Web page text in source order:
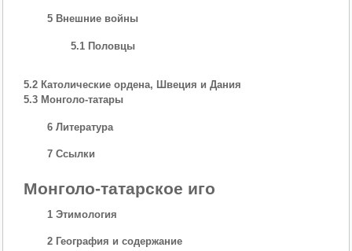
5 Внешние войны
5.1 Половцы
5.2 Католические ордена, Швеция и Дания
5.3 Монголо-татары
6 Литература
7 Ссылки
Монголо-татарское иго
1 Этимология
2 География и содержание